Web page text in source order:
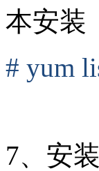
本安装
# yum
7、安